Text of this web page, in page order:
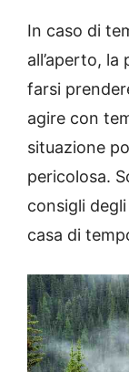
In caso di
all’aperto,
farsi
agire con
situazione
pericolosa.
consigli
casa di